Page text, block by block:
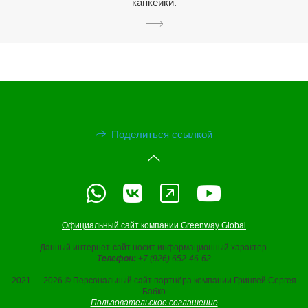
Поделиться ссылкой
Официальный сайт компании Greenway Global
Данный интернет-сайт носит информационный характер.
Телефон: +7 (926) 652-46-62
2021 — 2026 © Персональный сайт партнёра компании Гринвей Сергея
Бабко
Пользовательское соглашение